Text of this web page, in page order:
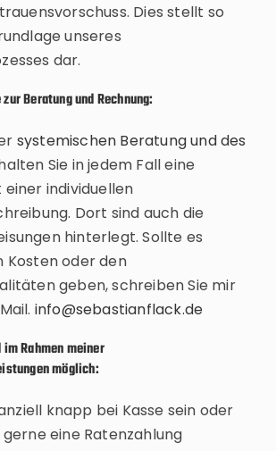
Dies stellt so
unseres
dar.
Beratung und Rechnung:
systemischen Beratung und des
Sie in jedem Fall eine
einer individuellen
Dort sind auch die
hinterlegt. Sollte es
Kosten oder den
geben, schreiben Sie mir
info@sebastianflack.de
Rahmen meiner
möglich:
knapp bei Kasse sein oder
eine Ratenzahlung